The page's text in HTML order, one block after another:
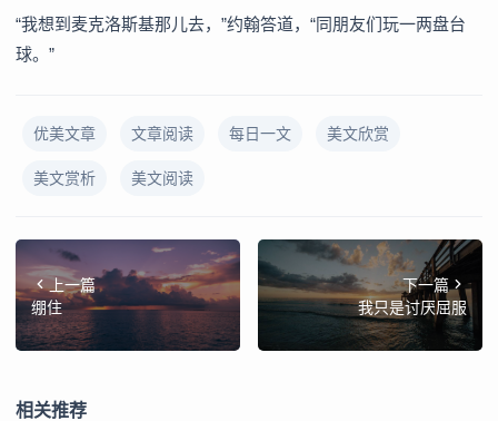
“我想到麦克洛斯基那儿去，”约翰答道，“同朋友们玩一两盘台
球。”
优美文章 文章阅读 每日一文 美文欣赏
美文赏析 美文阅读
上一篇
绷住
下一篇
我只是讨厌屈服
相关推荐